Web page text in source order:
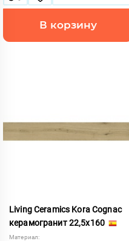
В корзину
Living Ceramics Kora Cognac
керамогранит 22,5x160
Материал: